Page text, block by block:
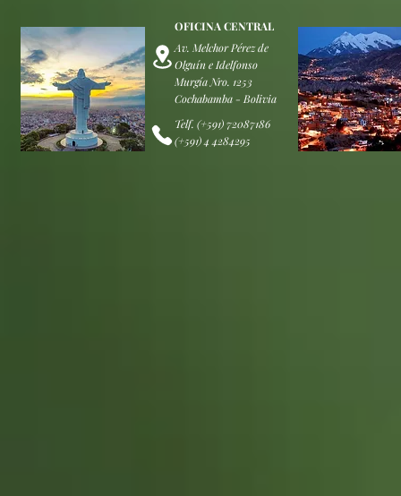
OFICINA CENTRAL
Av. Melchor Pérez de
Olguín e Idelfonso
Murgía Nro. 1253
Cochabamba - Bolivia
Telf. (+591) 72087186
(+591) 4 4284295